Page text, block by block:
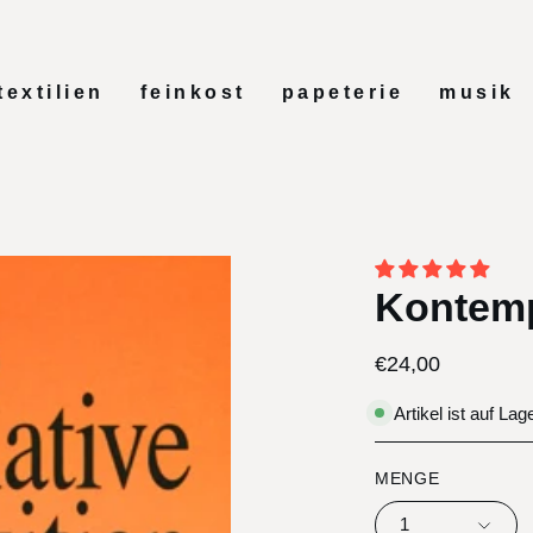
feinkost papeterie musik
€24,00
Artikel ist auf
MENGE
1